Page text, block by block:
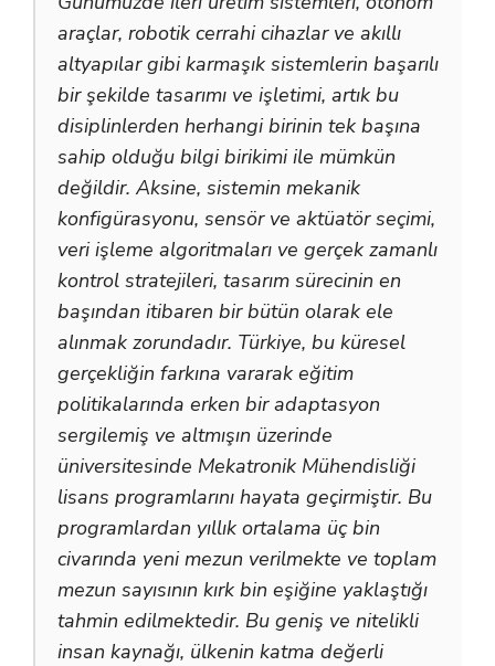
araçlar, robotik cerrahi cihazlar ve akıllı
altyapılar gibi karmaşık sistemlerin başarılı
bir şekilde tasarımı ve işletimi, artık bu
disiplinlerden herhangi birinin tek başına
sahip olduğu bilgi birikimi ile mümkün
değildir. Aksine, sistemin mekanik
konfigürasyonu, sensör ve aktüatör seçimi,
veri işleme algoritmaları ve gerçek zamanlı
kontrol stratejileri, tasarım sürecinin en
başından itibaren bir bütün olarak ele
alınmak zorundadır. Türkiye, bu küresel
gerçekliğin farkına vararak eğitim
politikalarında erken bir adaptasyon
sergilemiş ve altmışın üzerinde
üniversitesinde Mekatronik Mühendisliği
lisans programlarını hayata geçirmiştir. Bu
programlardan yıllık ortalama üç bin
civarında yeni mezun verilmekte ve toplam
mezun sayısının kırk bin eşiğine yaklaştığı
tahmin edilmektedir. Bu geniş ve nitelikli
insan kaynağı, ülkenin katma değerli